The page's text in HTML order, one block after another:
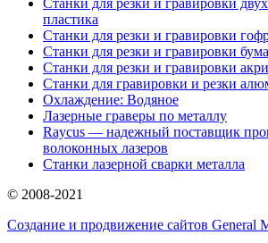
Станки для резки и гравировки
пластика
Станки для резки и гравировки
Станки для резки и гравировки
Станки для резки и гравировки
Станки для гравировки и резки
Охлаждение: Водяное
Лазерные граверы по металлу
Raycus — надежный поставщик
волоконных лазеров
Cтанки лазерной сварки металла
© 2008-2021
Создание и продвижение сайтов General